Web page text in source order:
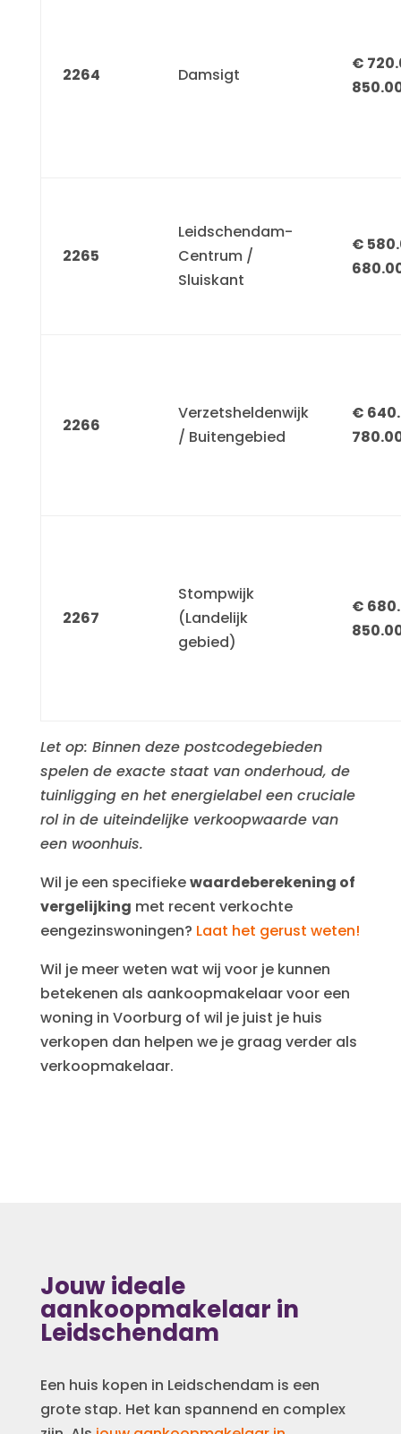
2264 Damsigt
€
2265
Leidschendam-
Centrum /
Sluiskant
€
2266
Verzetsheldenwijk
/ Buitengebied
€
2267
Stompwijk
(Landelijk
gebied)
€
Let op: Binnen deze postcodegebieden
spelen de exacte staat van onderhoud, de
tuinligging en het energielabel een cruciale
rol in de uiteindelijke verkoopwaarde van
een woonhuis.
Wil je een specifiekewaardeberekening of
vergelijking met recent verkochte
eengezinswoningen? Laat het gerust weten!
Wil je meer weten wat wij voor je kunnen
betekenen als aankoopmakelaar voor een
woning in Voorburg of wil je juist je huis
verkopen dan helpen we je graag verder als
verkoopmakelaar.
Jouw ideale
aankoopmakelaar in
Leidschendam
Een huis kopen in Leidschendam is een
grote stap. Het kan spannend en complex